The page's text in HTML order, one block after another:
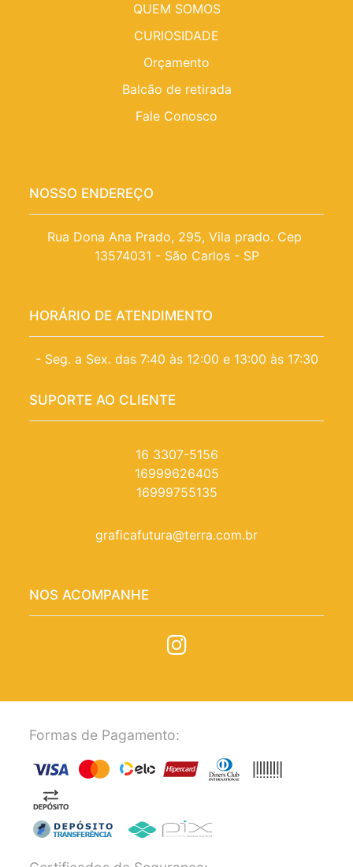
QUEM SOMOS
CURIOSIDADE
Orçamento
Balcão de retirada
Fale Conosco
NOSSO ENDEREÇO
Rua Dona Ana Prado, 295, Vila prado. Cep
13574031 - São Carlos - SP
HORÁRIO DE ATENDIMENTO
- Seg. a Sex. das 7:40 às 12:00 e 13:00 às 17:30
SUPORTE AO CLIENTE
16 3307-5156
16999626405
16999755135
graficafutura@terra.com.br
NOS ACOMPANHE
Formas de Pagamento: